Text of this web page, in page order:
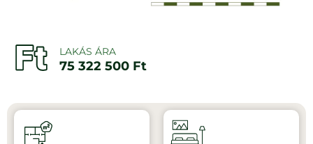
LAKÁS ÁRA
75 322 500 Ft